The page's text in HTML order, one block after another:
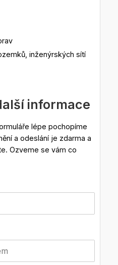
inženýrských sítí
informace
lépe pochopíme
a odeslání je zdarma a
Ozveme se vám co